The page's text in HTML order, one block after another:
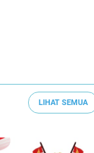
LIHAT SEMUA